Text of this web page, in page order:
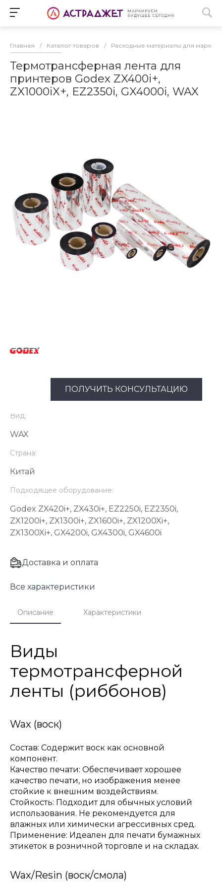
Главная / Каталог товаров / Расходные материалы для
Термотрансферная лента для
принтеров Godex ZX400i+,
ZX1000iX+, EZ2350i, GX4000i, WAX
ПОЛУЧИТЬ КОНСУЛЬТАЦИЮ
Вид:
WAX
Страна:
Китай
Подходящее оборудование:
Godex ZX420i+, ZX430i+, EZ2250i, EZ2350i,
ZX1200i+, ZX1300i+, ZX1600i+, ZX1200Xi+,
ZX1300Xi+, GX4200i, GX4300i, GX4600i
Доставка и оплата
Все характеристики
Описание Характеристики
Виды
термотрансферной
ленты (риббонов)
Wax (воск)
Состав: Содержит воск как основной
компонент.
Качество печати: Обеспечивает хорошее
качество печати, но изображения менее
стойкие к внешним воздействиям.
Стойкость: Подходит для обычных условий
использования. Не рекомендуется для
влажных или химически агрессивных сред.
Применение: Идеален для печати бумажных
этикеток в розничной торговле и на складах.
Wax/Resin (воск/смола)